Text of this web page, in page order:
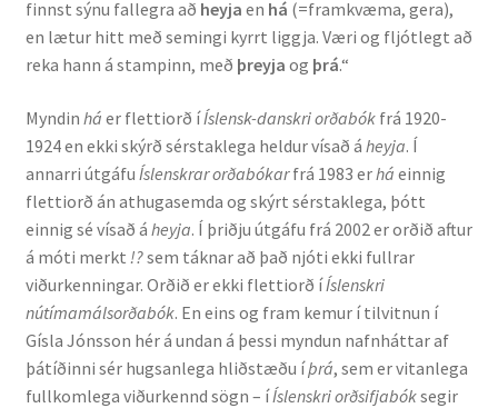
Málfarspistlar
Ýmis erindi
Blaðaefni
Administration
CV
finnst sýnu fallegra að heyja en há (=framkvæma, gera),
en lætur hitt með semingi kyrrt liggja. Væri og fljótlegt að
reka hann á stampinn, með þreyja og þrá.“
Myndin há er flettiorð íÍslensk-danskri orðabók frá 1920-
1924 en ekki skýrð sérstaklega heldur vísað á heyja. Í
annarri útgáfu Íslenskrar orðabókarfrá 1983 erhá einnig
flettiorð án athugasemda og skýrt sérstaklega, þótt
einnig sé vísað á heyja. Í þriðju útgáfu frá 2002 er orðið aftur
á móti merkt !?sem táknar að það njóti ekki fullrar
viðurkenningar. Orðið er ekki flettiorð íÍslenskri
nútímamálsorðabók. En eins og fram kemur í tilvitnun í
Gísla Jónsson hér á undan á þessi myndun nafnháttar af
þátíðinni sér hugsanlega hliðstæðu íþrá, sem er vitanlega
fullkomlega viðurkennd sögn – íÍslenskri orðsifjabóksegir